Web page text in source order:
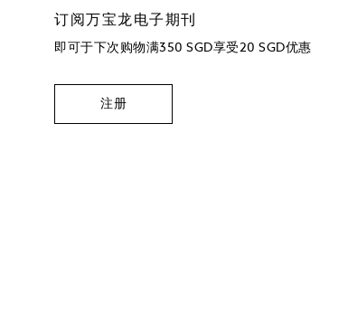
订阅万宝龙电子期刊
即可于下次购物满350 SGD享受20 SGD优惠
注册